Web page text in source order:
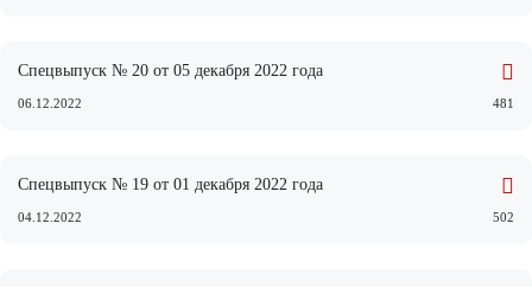
Спецвыпуск № 20 от 05 декабря 2022 года
06.12.2022 481
Спецвыпуск № 19 от 01 декабря 2022 года
04.12.2022 502